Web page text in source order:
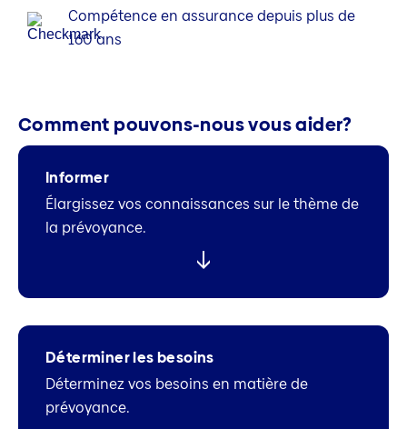
Compétence en assurance depuis plus de
160 ans
Comment pouvons-nous vous aider?
Informer
Élargissez vos connaissances sur le thème de
la prévoyance.
Déterminer les besoins
Déterminez vos besoins en matière de
prévoyance.